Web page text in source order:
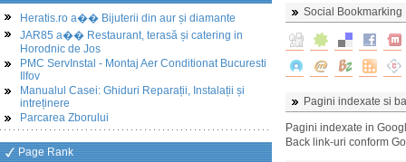
Heratis.ro a�� Bijuterii din aur și diamante
JAR85 a�� Restaurant, terasă și catering in
Horodnic de Jos
PMC ServInstal - Montaj Aer Conditionat Bucuresti
Ilfov
Manualul Casei: Ghiduri Reparații, Instalații și
intreținere
Parcarea Zborului
Page Rank
Social Bookmarking
Pagini indexate si
Pagini indexate in
Back link-uri conform